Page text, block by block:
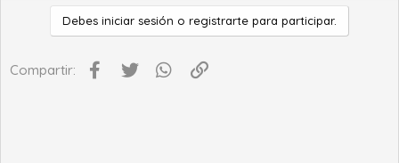
Debes iniciar sesión o registrarte para participar.
Compartir: Facebook
Twitter WhatsApp